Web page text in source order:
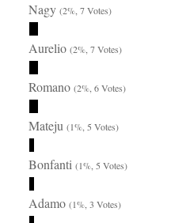
Nagy(2%, 7 Votes)
Aurelio(2%, 7 Votes)
Romano(2%, 6 Votes)
Mateju(1%, 5 Votes)
Bonfanti(1%, 5 Votes)
Adamo(1%, 3 Votes)